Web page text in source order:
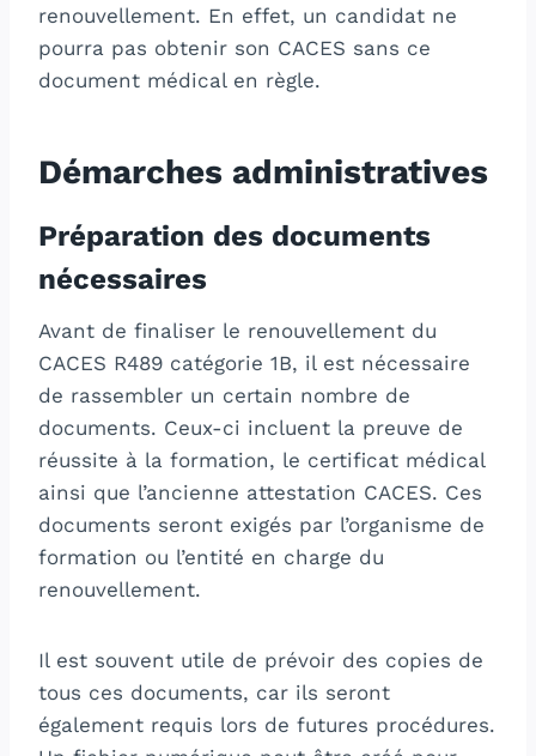
renouvellement. En effet, un candidat ne
pourra pas obtenir son CACES sans ce
document médical en règle.
Démarches administratives
Préparation des documents
nécessaires
Avant de finaliser le renouvellement du
CACES R489 catégorie 1B, il est nécessaire
de rassembler un certain nombre de
documents. Ceux-ci incluent la preuve de
réussite à la formation, le certificat médical
ainsi que l’ancienne attestation CACES. Ces
documents seront exigés par l’organisme de
formation ou l’entité en charge du
renouvellement.
Il est souvent utile de prévoir des copies de
tous ces documents, car ils seront
également requis lors de futures procédures.